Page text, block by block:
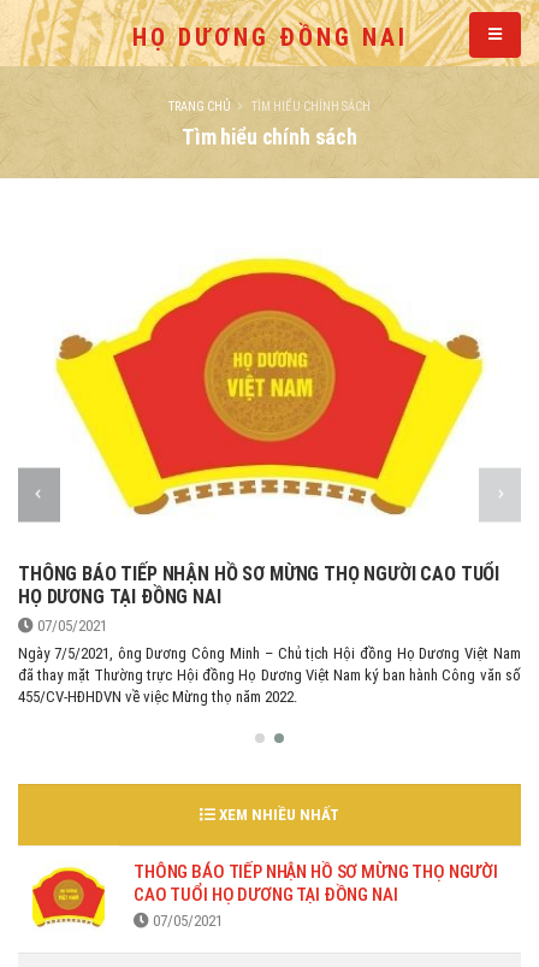
HỌ DƯƠNG ĐỒNG NAI
Tìm hiểu chính sách
TRANG CHỦ TÌM HIỂU CHÍNH SÁCH
THÔNG BÁO TIẾP NHẬN HỒ SƠ MỪNG THỌ NGƯỜI CAO TUỔI
HỌ DƯƠNG TẠI ĐỒNG NAI
07/05/2021
Ngày 7/5/2021, ông Dương Công Minh – Chủ tịch Hội đồng Họ Dương Việt Nam
đã thay mặt Thường trực Hội đồng Họ Dương Việt Nam ký ban hành Công văn số
455/CV-HĐHDVN về việc Mừng thọ năm 2022.
XEM NHIỀU NHẤT
THÔNG BÁO TIẾP NHẬN HỒ SƠ MỪNG THỌ NGƯỜI
CAO TUỔI HỌ DƯƠNG TẠI ĐỒNG NAI
07/05/2021